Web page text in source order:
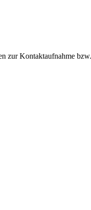
zur Kontaktaufnahme